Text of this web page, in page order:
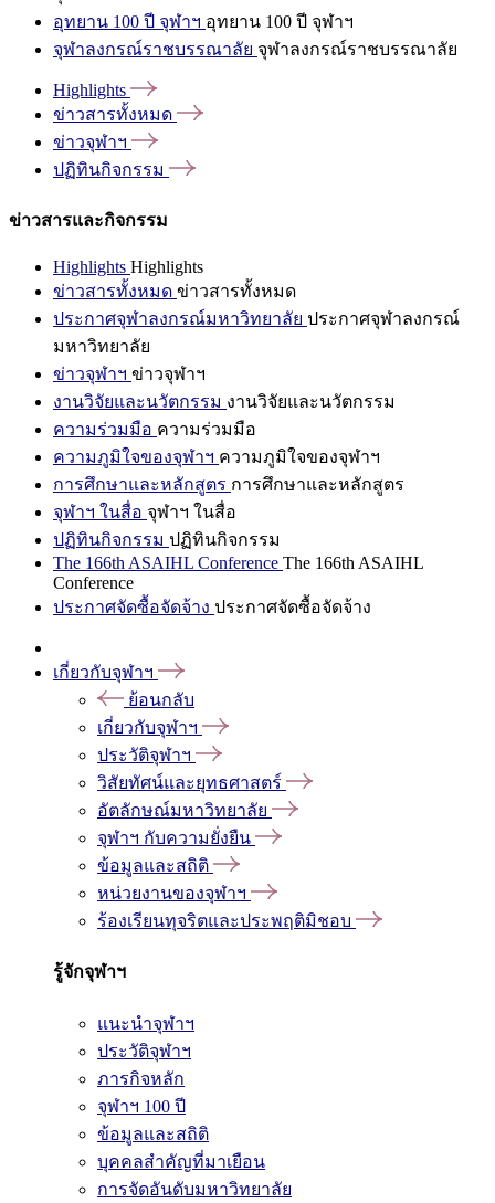
อุทยาน 100 ปี จุฬาฯ อุทยาน 100 ปี จุฬาฯ
จุฬาลงกรณ์ราชบรรณาลัย จุฬาลงกรณ์ราชบรรณาลัย
Highlights
ข่าวสารทั้งหมด
ข่าวจุฬาฯ
ปฏิทินกิจกรรม
ข่าวสารและกิจกรรม
Highlights Highlights
ข่าวสารทั้งหมด ข่าวสารทั้งหมด
ประกาศจุฬาลงกรณ์มหาวิทยาลัย ประกาศจุฬาลงกรณ์
มหาวิทยาลัย
ข่าวจุฬาฯ ข่าวจุฬาฯ
งานวิจัยและนวัตกรรม งานวิจัยและนวัตกรรม
ความร่วมมือ ความร่วมมือ
ความภูมิใจของจุฬาฯ ความภูมิใจของจุฬาฯ
การศึกษาและหลักสูตร การศึกษาและหลักสูตร
จุฬาฯ ในสื่อ จุฬาฯ ในสื่อ
ปฏิทินกิจกรรม ปฏิทินกิจกรรม
The 166th ASAIHL Conference The 166th ASAIHL
Conference
ประกาศจัดซื้อจัดจ้าง ประกาศจัดซื้อจัดจ้าง
เกี่ยวกับจุฬาฯ
ย้อนกลับ
เกี่ยวกับจุฬาฯ
ประวัติจุฬาฯ
วิสัยทัศน์และยุทธศาสตร์
อัตลักษณ์มหาวิทยาลัย
จุฬาฯ กับความยั่งยืน
ข้อมูลและสถิติ
หน่วยงานของจุฬาฯ
ร้องเรียนทุจริตและประพฤติมิชอบ
รู้จักจุฬาฯ
แนะนำจุฬาฯ
ประวัติจุฬาฯ
ภารกิจหลัก
จุฬาฯ 100 ปี
ข้อมูลและสถิติ
บุคคลสำคัญที่มาเยือน
การจัดอันดับมหาวิทยาลัย